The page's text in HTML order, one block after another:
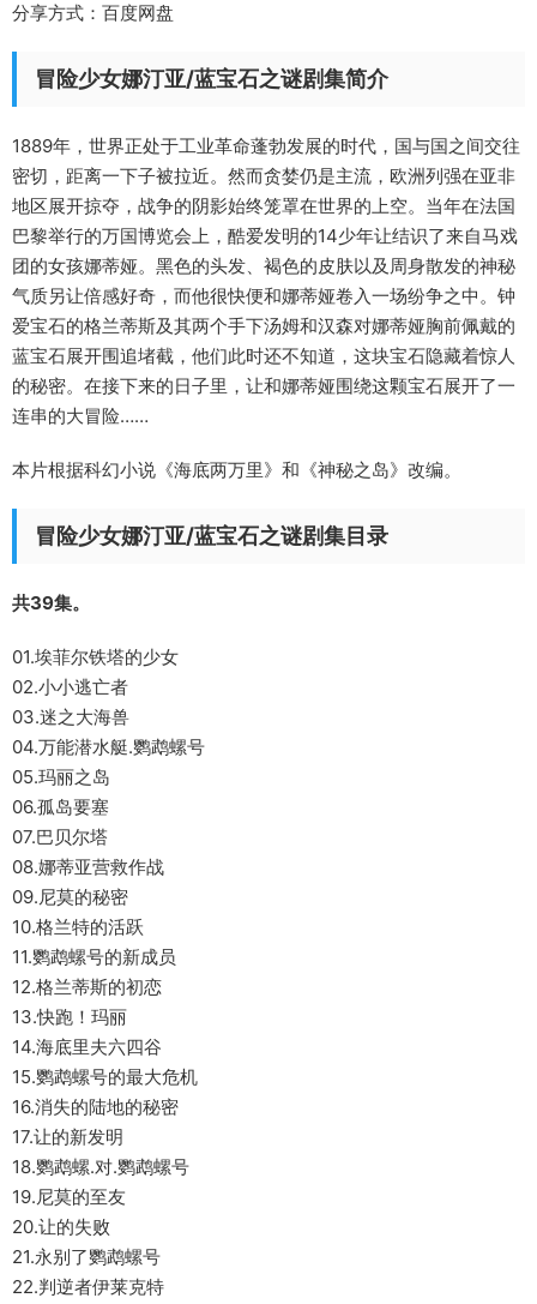
分享方式：百度网盘
冒险少女娜汀亚/蓝宝石之谜剧集简介
1889年，世界正处于工业革命蓬勃发展的时代，国与国之间交往
密切，距离一下子被拉近。然而贪婪仍是主流，欧洲列强在亚非
地区展开掠夺，战争的阴影始终笼罩在世界的上空。当年在法国
巴黎举行的万国博览会上，酷爱发明的14少年让结识了来自马戏
团的女孩娜蒂娅。黑色的头发、褐色的皮肤以及周身散发的神秘
气质另让倍感好奇，而他很快便和娜蒂娅卷入一场纷争之中。钟
爱宝石的格兰蒂斯及其两个手下汤姆和汉森对娜蒂娅胸前佩戴的
蓝宝石展开围追堵截，他们此时还不知道，这块宝石隐藏着惊人
的秘密。在接下来的日子里，让和娜蒂娅围绕这颗宝石展开了一
连串的大冒险……
本片根据科幻小说《海底两万里》和《神秘之岛》改编。
冒险少女娜汀亚/蓝宝石之谜剧集目录
共39集。
01.埃菲尔铁塔的少女
02.小小逃亡者
03.迷之大海兽
04.万能潜水艇.鹦鹉螺号
05.玛丽之岛
06.孤岛要塞
07.巴贝尔塔
08.娜蒂亚营救作战
09.尼莫的秘密
10.格兰特的活跃
11.鹦鹉螺号的新成员
12.格兰蒂斯的初恋
13.快跑！玛丽
14.海底里夫六四谷
15.鹦鹉螺号的最大危机
16.消失的陆地的秘密
17.让的新发明
18.鹦鹉螺.对.鹦鹉螺号
19.尼莫的至友
20.让的失败
21.永别了鹦鹉螺号
22.判逆者伊莱克特